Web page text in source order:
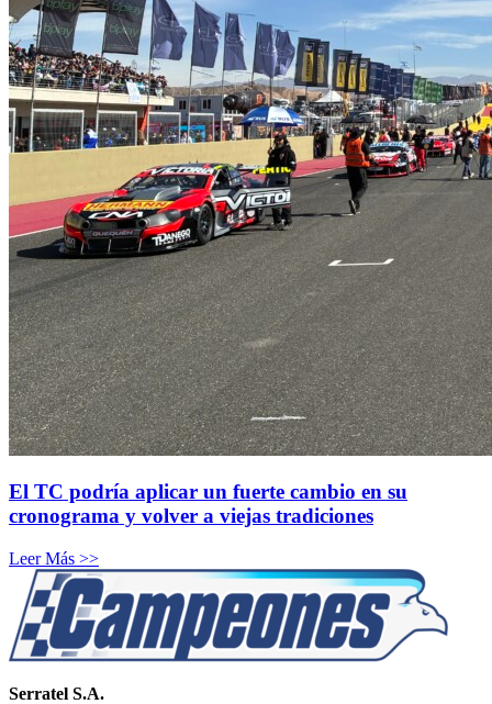
El TC podría aplicar un fuerte cambio en su
cronograma y volver a viejas tradiciones
Leer Más >>
Serratel S.A.